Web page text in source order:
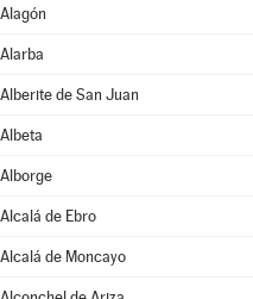
Alagón
Alarba
Alberite de San Juan
Albeta
Alborge
Alcalá de Ebro
Alcalá de Moncayo